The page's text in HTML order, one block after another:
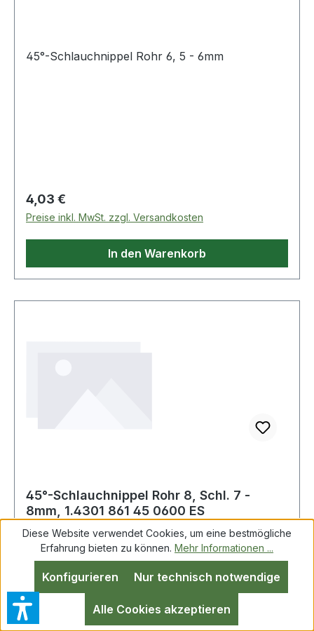
45°-Schlauchnippel Rohr 6, 5 - 6mm
Regulärer Preis:
4,03 €
Preise inkl. MwSt. zzgl. Versandkosten
In den Warenkorb
45°-Schlauchnippel Rohr 8, Schl. 7 -
8mm, 1.4301 861 45 0600 ES
45°-Schlauchnippel Rohr 8, 7 - 8mm
Diese Website verwendet Cookies, um eine bestmögliche
Erfahrung bieten zu können. Mehr Informationen ...
Nur technisch notwendige
Konfigurieren
Alle Cookies akzeptieren